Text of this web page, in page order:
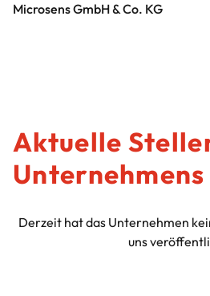
Microsens GmbH & Co. KG
Aktuelle
Unternehmens
Derzeit hat das Unternehmen
uns